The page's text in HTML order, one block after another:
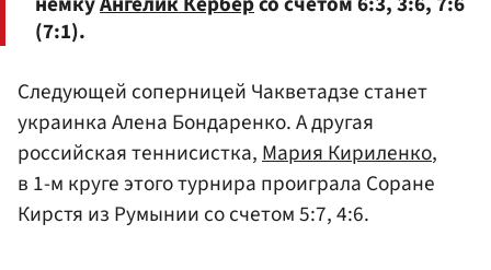
(7:1).
Следующей соперницей Чакветадзе станет
украинка Алена Бондаренко. А другая
российская теннисистка,Мария Кириленко,
в 1-м круге этого турнира проиграла Соране
Кирстя из Румынии со счетом 5:7, 4:6.